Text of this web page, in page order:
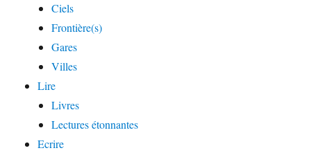
Ciels
Frontière(s)
Gares
Villes
Lire
Livres
Lectures étonnantes
Ecrire